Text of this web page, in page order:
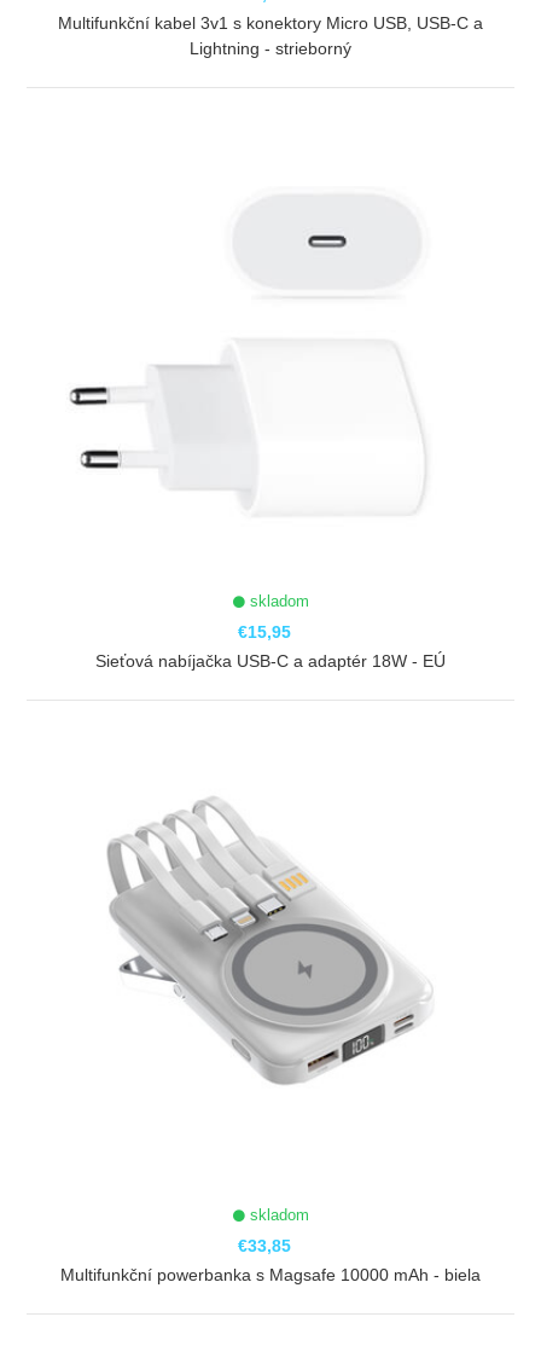
Multifunkční kabel 3v1 s konektory Micro USB, USB-C a
Lightning - strieborný
skladom
€15,95
Sieťová nabíjačka USB-C a adaptér 18W - EÚ
skladom
€33,85
Multifunkční powerbanka s Magsafe 10000 mAh - biela